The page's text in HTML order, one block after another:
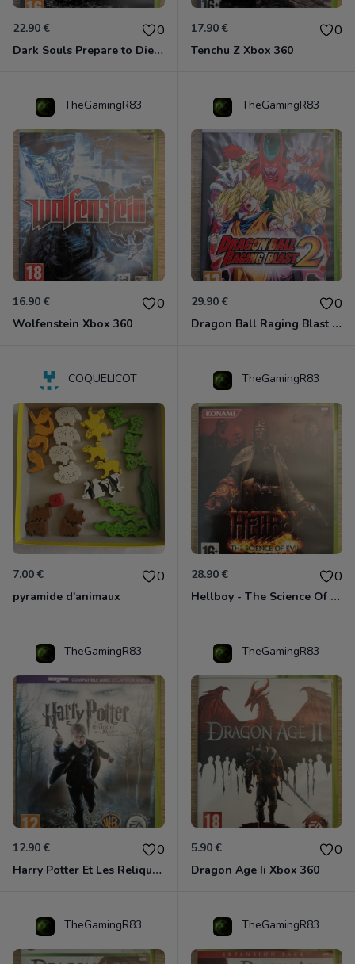
22.90 € 0
Dark Souls Prepare to Die Edition XBOX 360
17.90 € 0
Tenchu Z Xbox 360
TheGamingR83
16.90 € 0
Wolfenstein Xbox 360
TheGamingR83
29.90 € 0
Dragon Ball Raging Blast 2 Xbox 360
COQUELICOT
7.00 € 0
pyramide d'animaux
TheGamingR83
28.90 € 0
Hellboy - The Science Of Evil Xbox 360
TheGamingR83
12.90 € 0
Harry Potter Et Les Reliques De La Mort - 1ère Partie Xbox 360
TheGamingR83
5.90 € 0
Dragon Age Ii Xbox 360
TheGamingR83 TheGamingR83